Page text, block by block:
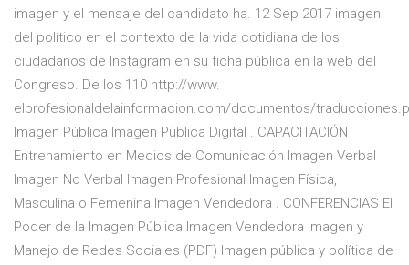
imagen y el mensaje del candidato ha. 12 Sep 2017 imagen
del político en el contexto de la vida cotidiana de los
ciudadanos de Instagram en su ficha pública en la web del
Congreso. De los 110 http://www.
elprofesionaldelainformacion.com/documentos/
Imagen Pública Imagen Pública Digital . CAPACITACIÓN
Entrenamiento en Medios de Comunicación Imagen Verbal
Imagen No Verbal Imagen Profesional Imagen Física,
Masculina o Femenina Imagen Vendedora . CONFERENCIAS El
Poder de la Imagen Pública Imagen Vendedora Imagen y
Manejo de Redes Sociales (PDF) Imagen pública y política de